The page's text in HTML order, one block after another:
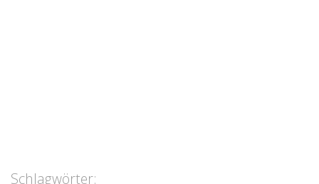
Schlagwörter: